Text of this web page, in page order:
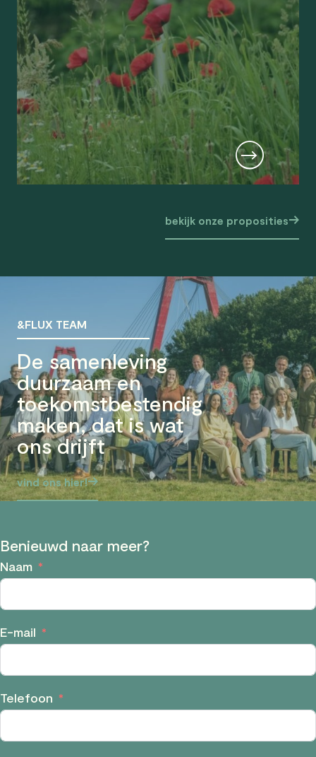
bekijk onze proposities
&FLUX TEAM
De samenleving
duurzaam en
toekomstbestendig
maken, dat is wat
ons drijft
vind ons hier!
Benieuwd naar meer?
Naam
E-mail
Telefoon